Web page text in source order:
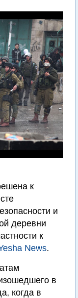
к
и
деревни
к
News.
в
когда в